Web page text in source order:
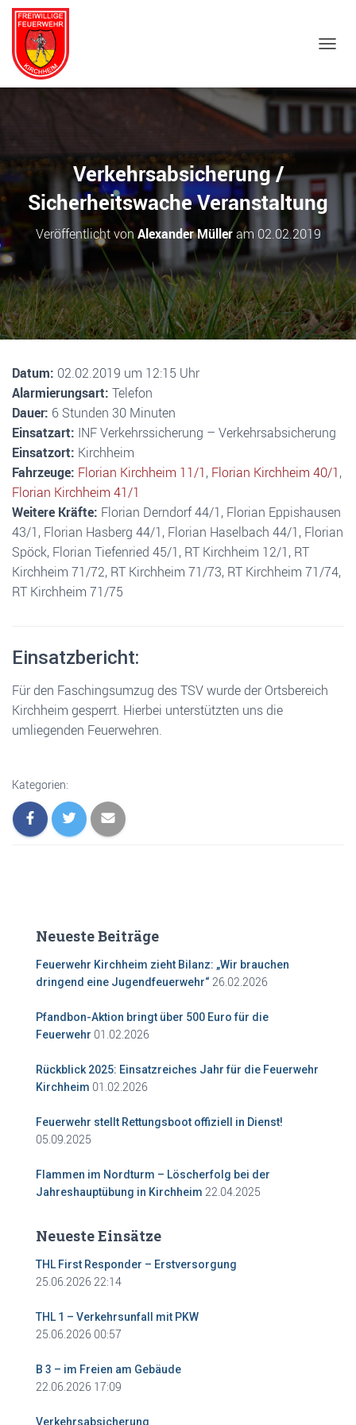
Verkehrsabsicherung /
Sicherheitswache Veranstaltung
Veröffentlicht vonAlexander Mülleram 02.02.2019
Datum: 02.02.2019 um 12:15 Uhr
Alarmierungsart: Telefon
Dauer: 6 Stunden 30 Minuten
Einsatzart: INF Verkehrssicherung – Verkehrsabsicherung
Einsatzort: Kirchheim
Fahrzeuge: Florian Kirchheim 11/1, Florian Kirchheim 40/1,
Florian Kirchheim 41/1
Weitere Kräfte: Florian Derndorf 44/1, Florian Eppishausen
43/1, Florian Hasberg 44/1, Florian Haselbach 44/1, Florian
Spöck, Florian Tiefenried 45/1, RT Kirchheim 12/1, RT
Kirchheim 71/72, RT Kirchheim 71/73, RT Kirchheim 71/74,
RT Kirchheim 71/75
Einsatzbericht:
Für den Faschingsumzug des TSV wurde der Ortsbereich
Kirchheim gesperrt. Hierbei unterstützten uns die
umliegenden Feuerwehren.
Kategorien:
Neueste Beiträge
Feuerwehr Kirchheim zieht Bilanz: „Wir brauchen
dringend eine Jugendfeuerwehr“ 26.02.2026
Pfandbon-Aktion bringt über 500 Euro für die
Feuerwehr 01.02.2026
Rückblick 2025: Einsatzreiches Jahr für die Feuerwehr
Kirchheim 01.02.2026
Feuerwehr stellt Rettungsboot offiziell in Dienst!
05.09.2025
Flammen im Nordturm – Löscherfolg bei der
Jahreshauptübung in Kirchheim 22.04.2025
Neueste Einsätze
THL First Responder – Erstversorgung
25.06.2026 22:14
THL 1 – Verkehrsunfall mit PKW
25.06.2026 00:57
B 3 – im Freien am Gebäude
22.06.2026 17:09
Verkehrsabsicherung